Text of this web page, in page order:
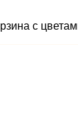
с